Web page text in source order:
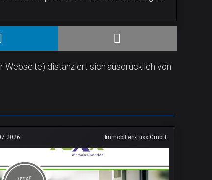
Webseite) distanziert sich ausdrücklich von
Immobilien-Fuxx GmbH